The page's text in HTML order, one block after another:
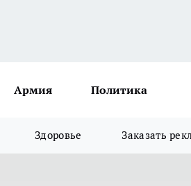
Армия Политика
Здоровье Заказать